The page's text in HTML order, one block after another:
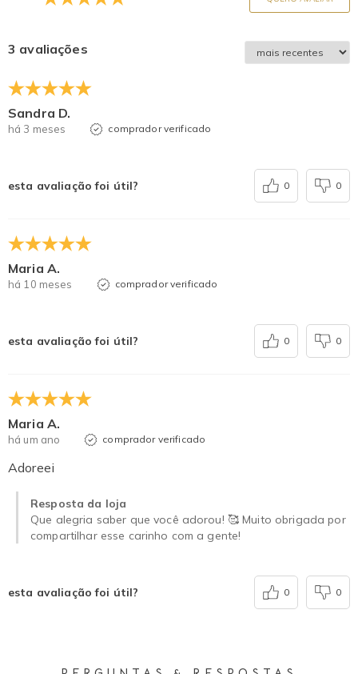
3 avaliações
Sandra D.
há 3 meses comprador verificado
esta avaliação foi útil? 0 0
Maria A.
há 10 meses comprador verificado
esta avaliação foi útil? 0 0
Maria A.
há um ano comprador verificado
Adoreei
Resposta da loja
Que alegria saber que você adorou! 🥰 Muito obrigada por
compartilhar esse carinho com a gente!
esta avaliação foi útil? 0 0